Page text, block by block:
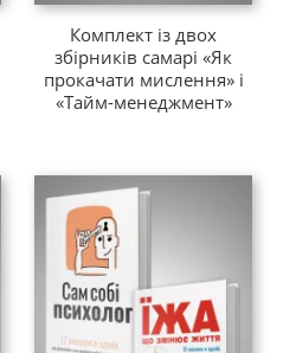
Комплект із двох
збірників самарі «Як
прокачати мислення» і
«Тайм-менеджмент»